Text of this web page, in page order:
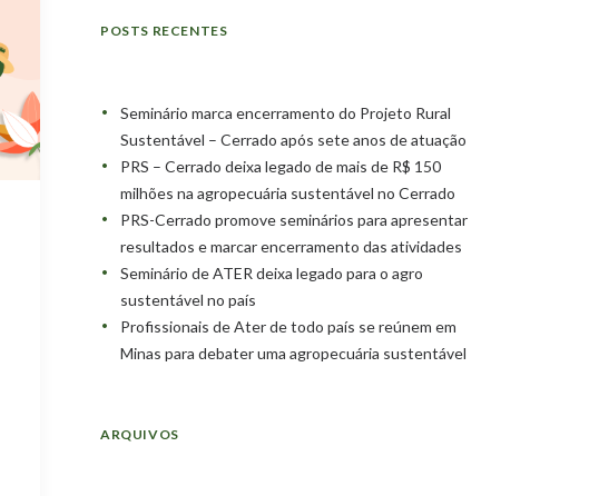
POSTS RECENTES
Seminário marca encerramento do Projeto Rural
Sustentável – Cerrado após sete anos de atuação
PRS – Cerrado deixa legado de mais de R$ 150
milhões na agropecuária sustentável no Cerrado
PRS-Cerrado promove seminários para apresentar
resultados e marcar encerramento das atividades
Seminário de ATER deixa legado para o agro
sustentável no país
Profissionais de Ater de todo país se reúnem em
Minas para debater uma agropecuária sustentável
ARQUIVOS